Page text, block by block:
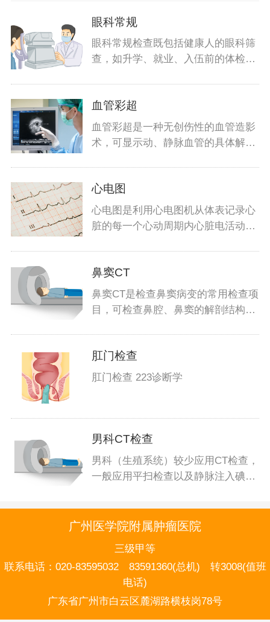
眼科常规
眼科常规检查既包括健康人的眼科筛
查，如升学、就业、入伍前的体检，
血管彩超
血管彩超是一种无创伤性的血管造影
术，可显示动、静脉血管的具体解剖
心电图
心电图是利用心电图机从体表记录心
脏的每一个心动周期内心脏电活动变
鼻窦CT
鼻窦CT是检查鼻窦病变的常用检查项
目，可检查鼻腔、鼻窦的解剖结构，
肛门检查
肛门检查 223诊断学
男科CT检查
男科（生殖系统）较少应用CT检查，
一般应用平扫检查以及静脉注入碘造
广州医学院附属肿瘤医院
三级甲等
联系电话： 020-83595032 83591360(总机) 转3008(值班
电话)
广东省广州市白云区麓湖路横枝岗78号